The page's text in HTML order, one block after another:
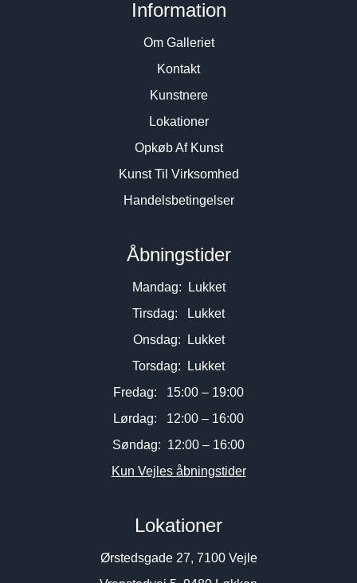
Information
Om Galleriet
Kontakt
Kunstnere
Lokationer
Opkøb Af Kunst
Kunst Til Virksomhed
Handelsbetingelser
Åbningstider
Mandag: Lukket
Tirsdag: Lukket
Onsdag: Lukket
Torsdag: Lukket
Fredag: 15:00 – 19:00
Lørdag: 12:00 – 16:00
Søndag: 12:00 – 16:00
Kun Vejles åbningstider
Lokationer
Ørstedsgade 27, 7100 Vejle